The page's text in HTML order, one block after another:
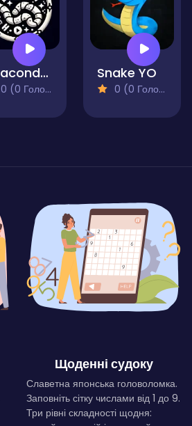
Anaconda Adventure
0 (0 Голосів)
Snake YO
0 (0 Голосів)
Щоденні судоку
Славетна японська головоломка.
Заповніть сітку числами від 1 до 9.
Три рівні складності щодня: